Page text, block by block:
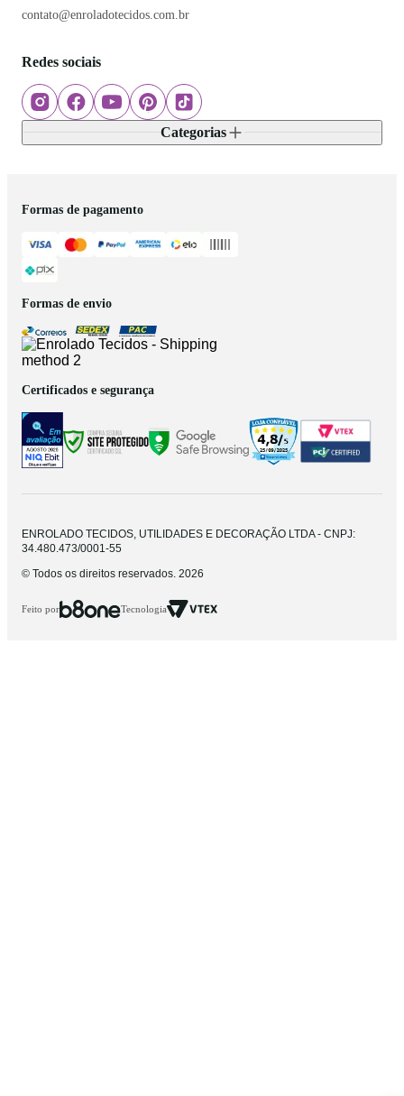
contato@enroladotecidos.com.br
Redes sociais
Categorias
Formas de pagamento
Formas de envio
Certificados e segurança
ENROLADO TECIDOS, UTILIDADES E DECORAÇÃO LTDA - CNPJ:
34.480.473/0001-55
© Todos os direitos reservados. 2026
Feito por Tecnologia